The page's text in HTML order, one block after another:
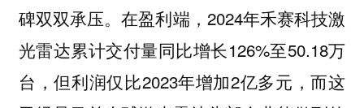
碑双双承压。在盈利端，2024年禾赛科技激
光雷达累计交付量同比增长126%至50.18万
台，但利润仅比2023年增加2亿多元，而这